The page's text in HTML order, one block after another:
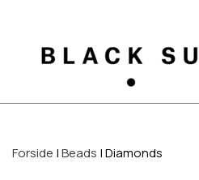
Forside Beads Diamonds